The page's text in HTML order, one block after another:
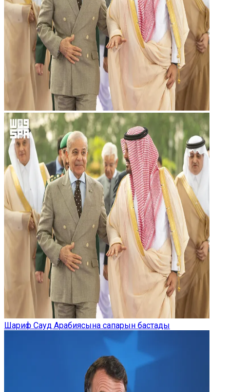
Шариф Сауд Арабиясына сапарын бастады